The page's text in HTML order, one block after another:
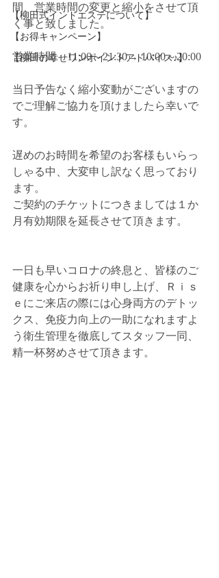
【柳田式インドエステについて】
【お得キャンペーン】
【柳田の幸せワンポイントアドバイス♪】
間、営業時間の変更と縮小をさせて頂
く事と致しました。
営業時間　11:00～21:30→ 10:00～20:00
当日予告なく縮小変動がございますの
でご理解ご協力を頂けましたら幸いで
す。
遅めのお時間を希望のお客様もいらっ
しゃる中、大変申し訳なく思っており
ます。
ご契約のチケットにつきましては１か
月有効期限を延長させて頂きます。
一日も早いコロナの終息と、皆様のご
健康を心からお祈り申し上げ、Ｒｉｓ
ｅにご来店の際には心身両方のデトッ
クス、免疫力向上の一助になれますよ
う衛生管理を徹底してスタッフ一同、
精一杯努めさせて頂きます。